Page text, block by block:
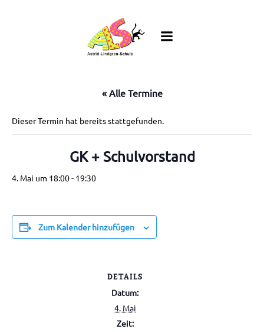
springen
« Alle Termine
Dieser Termin hat bereits stattgefunden.
GK + Schulvorstand
4. Mai um 18:00- 19:30
Zum Kalender hinzufügen
DETAILS
Datum:
4. Mai
Zeit: